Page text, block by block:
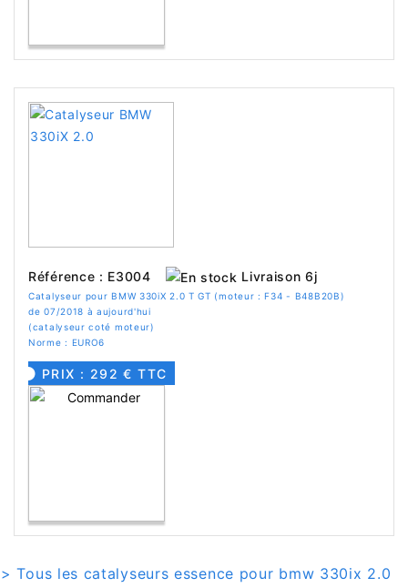
Référence : E3004 Livraison 6j
Catalyseur pour BMW 330iX 2.0 T GT (moteur : F34 - B48B20B)
de 07/2018 à aujourd'hui
(catalyseur coté moteur)
Norme : EURO6
PRIX : 292 € TTC
> Tous les catalyseurs essence pour bmw 330ix 2.0